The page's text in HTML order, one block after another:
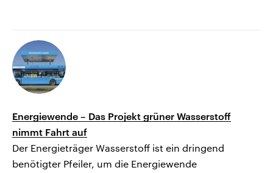
Energiewende – Das Projekt grüner Wasserstoff
nimmt Fahrt auf
Der Energieträger Wasserstoff ist ein dringend
benötigter Pfeiler, um die Energiewende